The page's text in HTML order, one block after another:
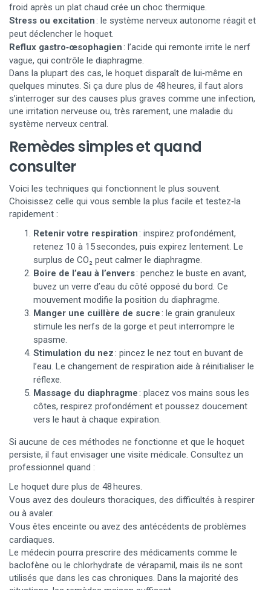
froid après un plat chaud crée un choc thermique.
Stress ou excitation: le système nerveux autonome réagit et
peut déclencher le hoquet.
Reflux gastro‑œsophagien: l’acide qui remonte irrite le nerf
vague, qui contrôle le diaphragme.
Dans la plupart des cas, le hoquet disparaît de lui‑même en
quelques minutes. Si ça dure plus de 48 heures, il faut alors
s’interroger sur des causes plus graves comme une infection,
une irritation nerveuse ou, très rarement, une maladie du
système nerveux central.
Remèdes simples et quand
consulter
Voici les techniques qui fonctionnent le plus souvent.
Choisissez celle qui vous semble la plus facile et testez‑la
rapidement :
Retenir votre respiration: inspirez profondément,
retenez 10 à 15 secondes, puis expirez lentement. Le
surplus de CO₂ peut calmer le diaphragme.
Boire de l’eau à l’envers: penchez le buste en avant,
buvez un verre d’eau du côté opposé du bord. Ce
mouvement modifie la position du diaphragme.
Manger une cuillère de sucre: le grain granuleux
stimule les nerfs de la gorge et peut interrompre le
spasme.
Stimulation du nez: pincez le nez tout en buvant de
l’eau. Le changement de respiration aide à réinitialiser le
réflexe.
Massage du diaphragme: placez vos mains sous les
côtes, respirez profondément et poussez doucement
vers le haut à chaque expiration.
Si aucune de ces méthodes ne fonctionne et que le hoquet
persiste, il faut envisager une visite médicale. Consultez un
professionnel quand :
Le hoquet dure plus de 48 heures.
Vous avez des douleurs thoraciques, des difficultés à respirer
ou à avaler.
Vous êtes enceinte ou avez des antécédents de problèmes
cardiaques.
Le médecin pourra prescrire des médicaments comme le
baclofène ou le chlorhydrate de vérapamil, mais ils ne sont
utilisés que dans les cas chroniques. Dans la majorité des